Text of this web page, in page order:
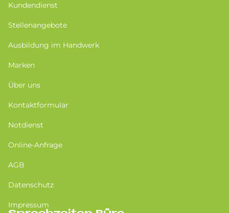
Kundendienst
Stellenangebote
Ausbildung im Handwerk
Marken
Über uns
Kontaktformular
Notdienst
Online-Anfrage
AGB
Datenschutz
Impressum